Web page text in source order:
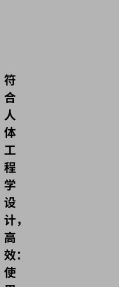
符
合
人
体
工
程
学
设
计，
高
效：
使